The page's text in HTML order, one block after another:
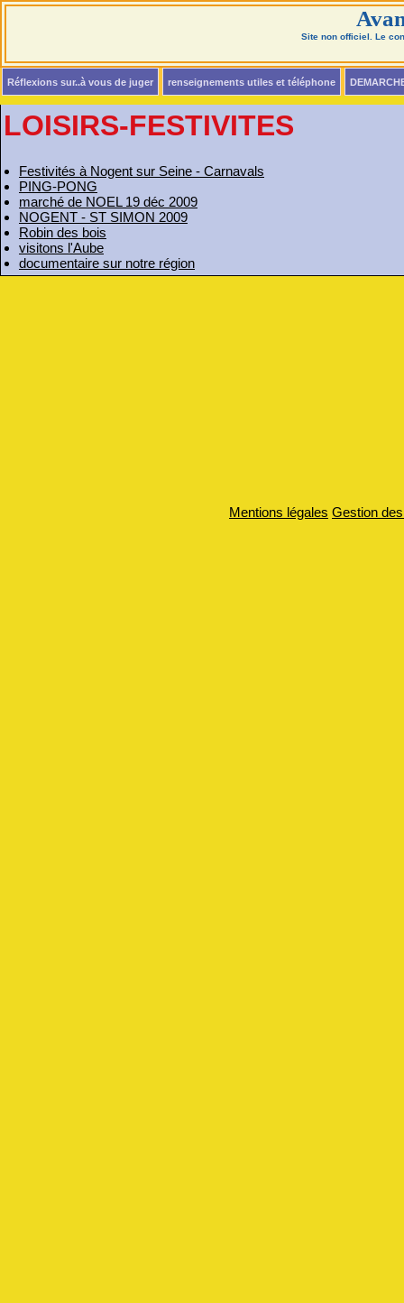
Site non officiel. Le
Réflexions sur..à vous de juger renseignements utiles et téléphone
LOISIRS-FESTIVITES
Festivités à Nogent sur Seine - Carnavals
PING-PONG
marché de NOEL 19 déc 2009
NOGENT - ST SIMON 2009
Robin des bois
visitons l'Aube
documentaire sur notre région
Mentions légales Gestion